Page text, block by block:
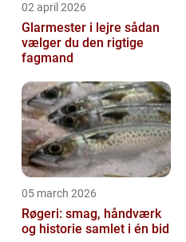
02 april 2026
Glarmester i lejre sådan
vælger du den rigtige
fagmand
05 march 2026
Røgeri: smag, håndværk
og historie samlet i én bid